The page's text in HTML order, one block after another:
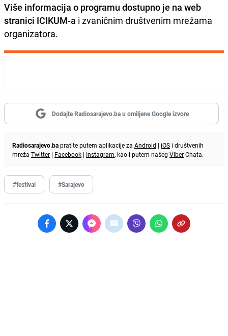
Više informacija o programu dostupno je na web
stranici ICIKUM-a i zvaničnim društvenim mrežama
organizatora.
Dodajte Radiosarajevo.ba u omiljene Google izvore
Radiosarajevo.bapratite putem aplikacije za Android | iOS i društvenih
mreža Twitter | Facebook | Instagram, kao i putem našeg ViberChata.
#festival #Sarajevo